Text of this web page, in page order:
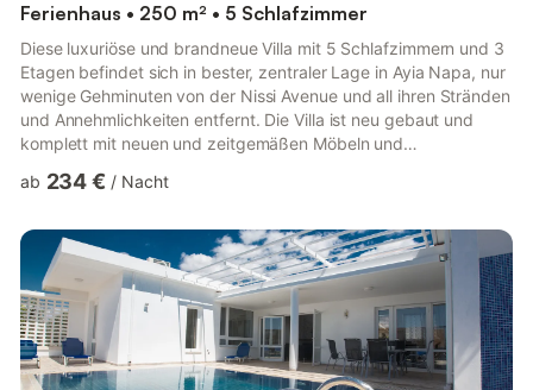
Ferienhaus • 250 m² • 5 Schlafzimmer
Diese luxuriöse und brandneue Villa mit 5 Schlafzimmern und 3
Etagen befindet sich in bester, zentraler Lage in Ayia Napa, nur
wenige Gehminuten von der Nissi Avenue und all ihren Stränden
und Annehmlichkeiten entfernt. Die Villa ist neu gebaut und
komplett mit neuen und zeitgemäßen Möbeln und
komfortablen Aufenthalt zu gewährleisten. Wenn Sie die Villa
Wohnzimmer, die Küche und den Essbereich mit großen
Terrassentüren zum Garten und Pool. Das Wohnzimmer verfügt
über ein bequemes Eckso...
ab 234 € / Nacht